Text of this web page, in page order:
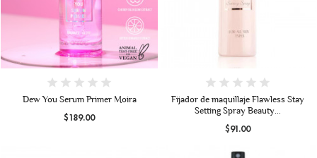
Dew You Serum Primer Moira
$189.00
Fijador de maquillaje Flawless Stay
Setting Spray Beauty...
$91.00